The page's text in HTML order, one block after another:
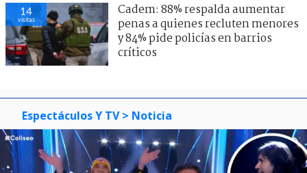
14
visitas
Cadem: 88% respalda aumentar
penas a quienes recluten menores
y 84% pide policías en barrios
críticos
Espectáculos Y TV > Noticia